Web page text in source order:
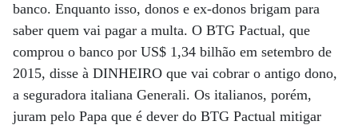
banco. Enquanto isso, donos e ex-donos brigam para
saber quem vai pagar a multa. O BTG Pactual, que
comprou o banco por US$ 1,34 bilhão em setembro de
2015, disse à DINHEIRO que vai cobrar o antigo dono,
a seguradora italiana Generali. Os italianos, porém,
juram pelo Papa que é dever do BTG Pactual mitigar